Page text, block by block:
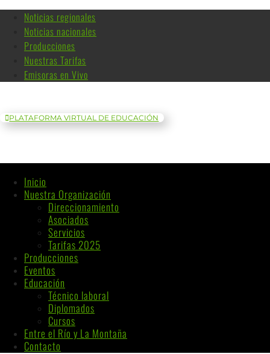
Noticias regionales
Noticias nacionales
Producciones
Nuestras Tarifas
Emisoras en Vivo
PLATAFORMA VIRTUAL DE EDUCACIÓN
Inicio
Nuestra Organización
Direccionamiento
Asociados
Servicios
Tarifas 2025
Producciones
Eventos
Educación
Técnico laboral
Diplomados
Cursos
Entre el Río y La Montaña
Contacto